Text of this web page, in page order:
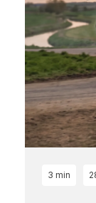
3 min